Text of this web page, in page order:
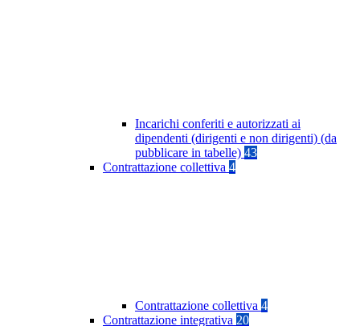
Incarichi conferiti e autorizzati ai
dipendenti (dirigenti e non dirigenti) (da
pubblicare in tabelle) 43
Contrattazione collettiva 4
Contrattazione collettiva 4
Contrattazione integrativa 20